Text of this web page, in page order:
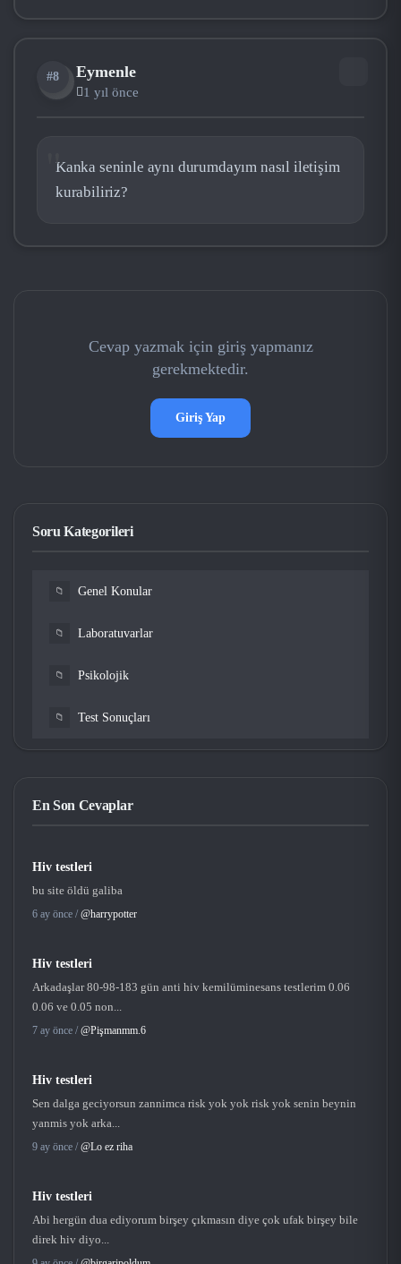
#8
EY
Eymenle
1 yıl önce
Kanka seninle aynı durumdayım nasıl iletişim
kurabiliriz?
Cevap yazmak için giriş yapmanız
gerekmektedir.
Giriş Yap
Soru Kategorileri
📁 Genel Konular
📁 Laboratuvarlar
📁 Psikolojik
📁 Test Sonuçları
En Son Cevaplar
Hiv testleri
bu site öldü galiba
6 ay önce / @harrypotter
Hiv testleri
Arkadaşlar 80-98-183 gün anti hiv kemilüminesans testlerim 0.06
0.06 ve 0.05 non...
7 ay önce / @Pişmanmm.6
Hiv testleri
Sen dalga geciyorsun zannimca risk yok yok risk yok senin beynin
yanmis yok arka...
9 ay önce / @Lo ez riha
Hiv testleri
Abi hergün dua ediyorum birşey çıkmasın diye çok ufak birşey bile
direk hiv diyo...